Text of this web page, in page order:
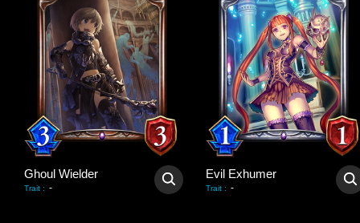
Ghoul Wielder
Trait : -
Evil Exhumer
Trait : -